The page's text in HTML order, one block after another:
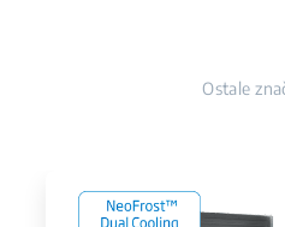
Ostale